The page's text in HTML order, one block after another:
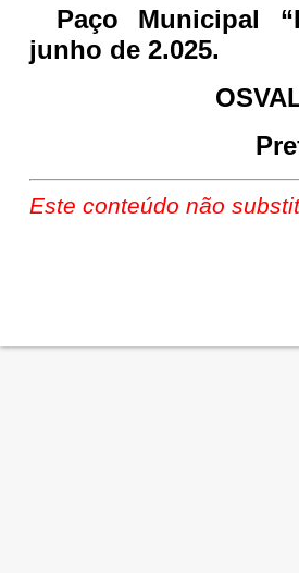
Paço Municipal
junho de 2.025.
Este conteúdo não